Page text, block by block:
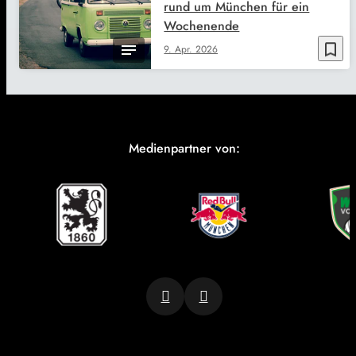
bookmark_border
9. Apr. 2026
rund um München für ein
Wochenende
Medienpartner von: